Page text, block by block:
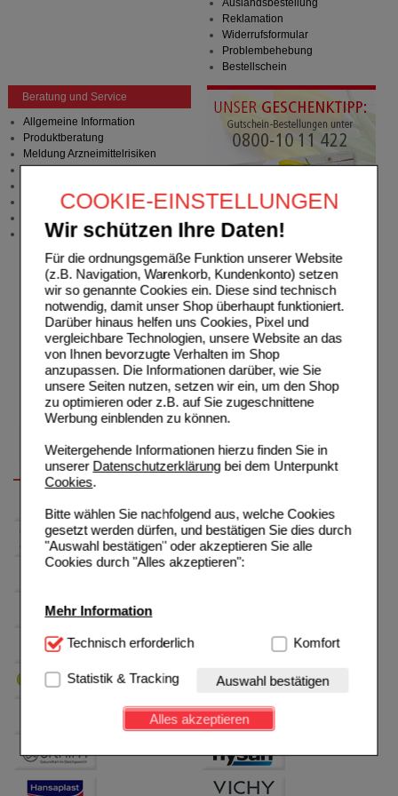
COOKIE-EINSTELLUNGEN
Wir schützen Ihre Daten!
Für die ordnungsgemäße Funktion unserer Website
(z.B. Navigation, Warenkorb, Kundenkonto) setzen
wir so genannte Cookies ein. Diese sind technisch
notwendig, damit unser Shop überhaupt funktioniert.
Darüber hinaus helfen uns Cookies, Pixel und
vergleichbare Technologien, unsere Website an das
von Ihnen bevorzugte Verhalten im Shop
anzupassen. Die Informationen darüber, wie Sie
unsere Seiten nutzen, setzen wir ein, um den Shop
zu optimieren oder z.B. auf Sie zugeschnittene
Werbung einblenden zu können.
Weitergehende Informationen hierzu finden Sie in
unserer Datenschutzerklärungbei dem Unterpunkt
Cookies.
Bitte wählen Sie nachfolgend aus, welche Cookies
gesetzt werden dürfen, und bestätigen Sie dies durch
"Auswahl bestätigen" oder akzeptieren Sie alle
Cookies durch "Alles akzeptieren":
Mehr Information
Technisch Notwendig:Hierbei handelt es sich um
Website notwendig sind (z.B. Navigation, Warenkorb,
Kundenkonto), weshalb auf diese nicht verzichtet
werden kann.
Einkaufserlebnis noch ansprechender zu gestalten,
beispielsweise für die Wiedererkennung des
Besuchers oder unsere Seite an bevorzugte
Technisch erforderlich Komfort
Statistik & Tracking Auswahl bestätigen
Alles akzeptieren
Auslandsbestellung
Reklamation
Widerrufsformular
Problembehebung
Bestellschein
Beratung und Service
Allgemeine Information
Produktberatung
Meldung Arzneimittelrisiken
Zuzahlungsfreie Arzneien
Newsletter
Stellenangebote